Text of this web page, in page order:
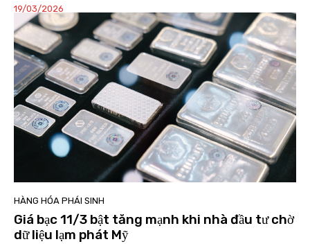
19/03/2026
HÀNG HÓA PHÁI SINH
Giá bạc 11/3 bật tăng mạnh khi nhà đầu tư chờ
dữ liệu lạm phát Mỹ